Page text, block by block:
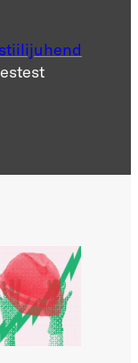
stiilijuhend